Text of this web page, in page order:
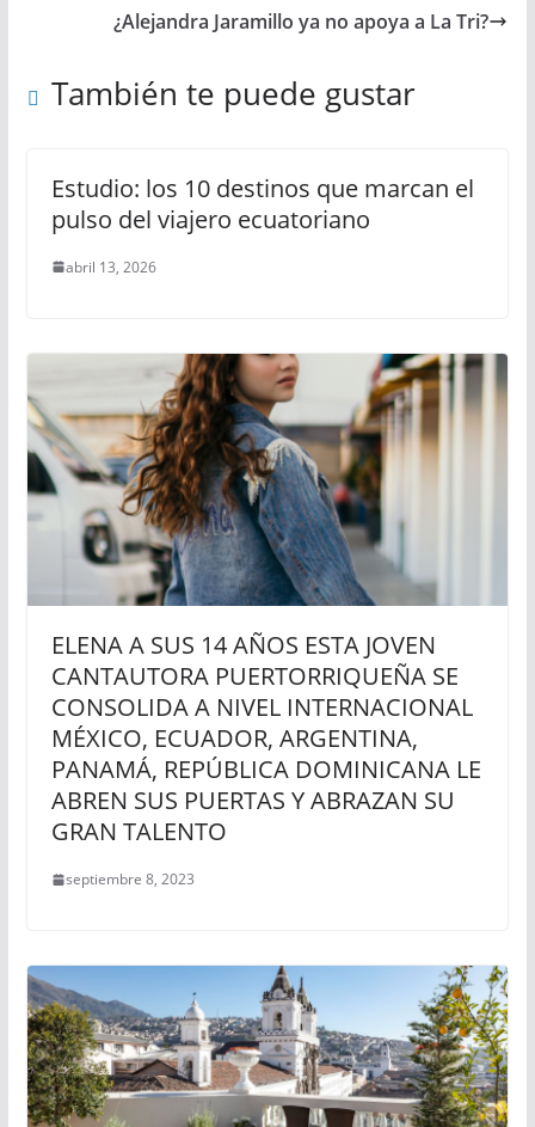
¿Alejandra Jaramillo ya no apoya a La Tri?
También te puede gustar
Estudio: los 10 destinos que marcan el
pulso del viajero ecuatoriano
abril 13, 2026
ELENA A SUS 14 AÑOS ESTA JOVEN
CANTAUTORA PUERTORRIQUEÑA SE
CONSOLIDA A NIVEL INTERNACIONAL
MÉXICO, ECUADOR, ARGENTINA,
PANAMÁ, REPÚBLICA DOMINICANA LE
ABREN SUS PUERTAS Y ABRAZAN SU
GRAN TALENTO
septiembre 8, 2023